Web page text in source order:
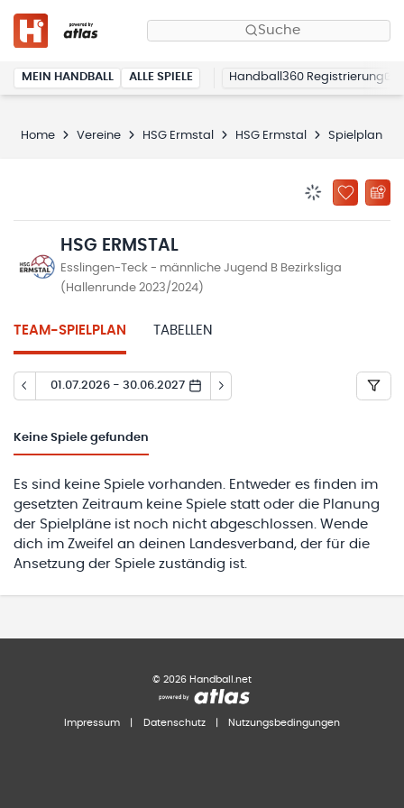
Suche
MEIN HANDBALL ALLE SPIELE Handball360 Registrierung
Home Vereine HSG Ermstal HSG Ermstal Spielplan
ZU
HSG ERMSTAL
Esslingen-Teck - männliche Jugend B Bezirksliga
(Hallenrunde 2023/2024)
TEAM-SPIELPLAN TABELLEN
01.07.2026 - 30.06.2027
Keine Spiele gefunden
Es sind keine Spiele vorhanden. Entweder es finden im
gesetzten Zeitraum keine Spiele statt oder die Planung
der Spielpläne ist noch nicht abgeschlossen. Wende
dich im Zweifel an deinen Landesverband, der für die
Ansetzung der Spiele zuständig ist.
© 2026 Handball.net
Impressum Datenschutz Nutzungsbedingungen